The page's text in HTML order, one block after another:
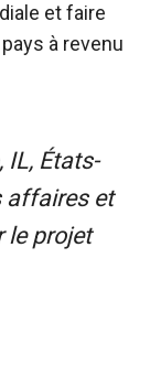
et faire
à revenu
IL, États-
affaires et
le projet